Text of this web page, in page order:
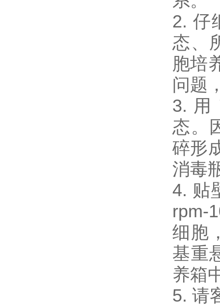
2. 仔
态、
胞培
问题
3. 用
态。
碎形
消毒
4. 贴
rpm-
细胞
基重
养箱
5. 请